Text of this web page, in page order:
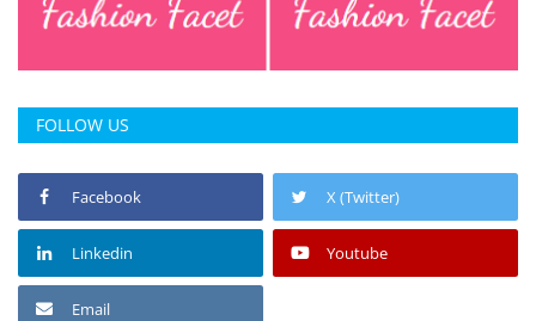
FOLLOW US
Facebook X (Twitter)
Linkedin Youtube
Email